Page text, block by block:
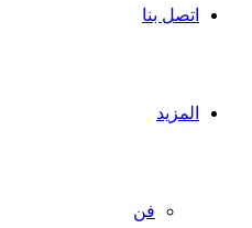
اتصل بنا
المزيد
فن